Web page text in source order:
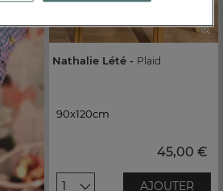
Nathalie Lété - Plaid
90x120cm
45,00 €
1 AJOUTER